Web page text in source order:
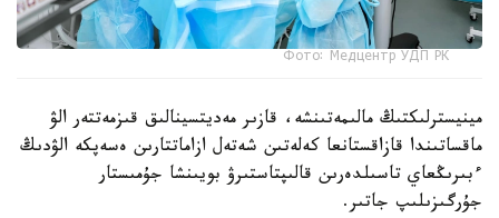
Фото: Медцентр УДП РК
مينيسترلىكتىڭ مالىمەتىنشە، قازىر مەديتسينالىق قىزمەتتەر الۋ
ماقساتىندا قازاقستانعا كەلەتىن شەتەل ازاماتتارىن ەسەپكە الۋدىڭ
ءبىرىڭعاي تاسىلدەرىن قالىپتاستىرۋ بويىنشا جۇمىستار
جۇرگىزىلىپ جاتىر.